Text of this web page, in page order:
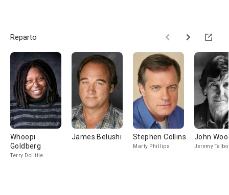
Reparto
Whoopi
Goldberg
Terry Dolittle
James Belushi Stephen Collins
Marty Phillips
John
Jeremy